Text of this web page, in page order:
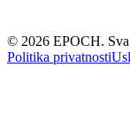
© 2026 EPOCH.
Politika privatnosti